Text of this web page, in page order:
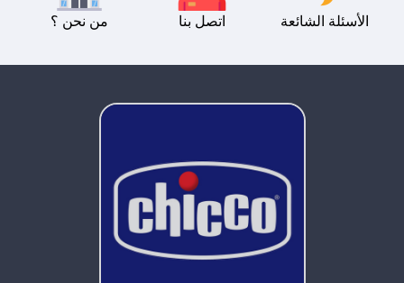
من نحن ؟ اتصل بنا الأسئلة الشائعة